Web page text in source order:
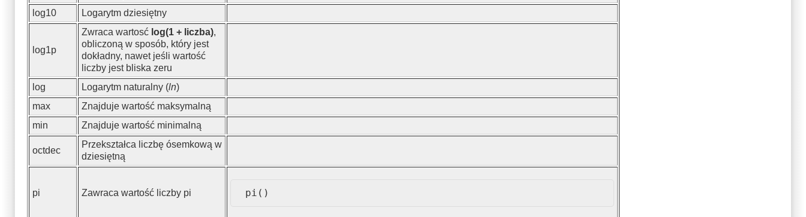
log10
Logarytm dziesiętny
log1p
Zwraca wartosćlog(1 + liczba),
obliczoną w sposób, który jest
dokładny, nawet jeśli wartość
liczby jest bliska zeru
log
Logarytm naturalny (ln)
max
Znajduje wartość maksymalną
min
Znajduje wartość minimalną
octdec
Przekształca liczbę ósemkową w
dziesiętną
pi Zawraca wartość liczby pi pi()